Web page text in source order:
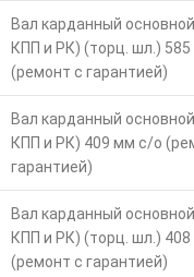
Вал карданный
КПП и РК) (торц. шл.)
(ремонт с гарантией)
Вал карданный
КПП и РК) 409 мм с/о
гарантией)
Вал карданный
КПП и РК) (торц. шл.)
(ремонт с гарантией)